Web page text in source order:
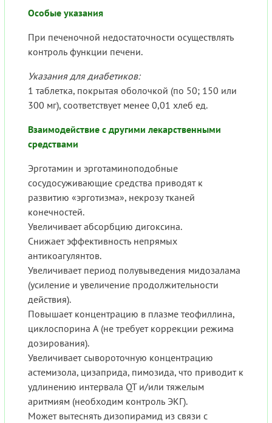
Особые указания
При печеночной недостаточности осуществлять
контроль функции печени.
Указания для диабетиков:
1 таблетка, покрытая оболочкой (по 50; 150 или
300 мг), соответствует менее 0,01 хлеб ед.
Взаимодействие с другими лекарственными
средствами
Эрготамин и эрготаминоподобные
сосудосуживающие средства приводят к
развитию «эрготизма», некрозу тканей
конечностей.
Увеличивает абсорбцию дигоксина.
Снижает эффективность непрямых
антикоагулянтов.
Увеличивает период полувыведения мидозалама
(усиление и увеличение продолжительности
действия).
Повышает концентрацию в плазме теофиллина,
циклоспорина А (не требует коррекции режима
дозирования).
Увеличивает сывороточную концентрацию
астемизола, цизаприда, пимозида, что приводит к
удлинению интервала QT и/или тяжелым
аритмиям (необходим контроль ЭКГ).
Может вытеснять дизопирамид из связи с